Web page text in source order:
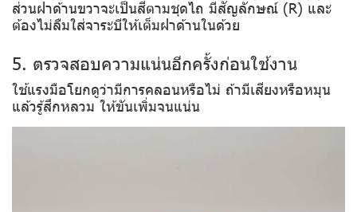
ส่วนฝาด้านขวาจะเป็นสีตามชุดไถ มีสัญลักษณ์ (R) และ
ต้องไม่ลืมใส่จาระบีให้เต็มฝาด้านในด้วย
5. ตรวจสอบความแน่นอีกครั้งก่อนใช้งาน
ใช้แรงมือโยกดูว่ามีการคลอนหรือไม่ ถ้ามีเสียงหรือหมุน
แล้วรู้สึกหลวม ให้ขันเพิ่มจนแน่น